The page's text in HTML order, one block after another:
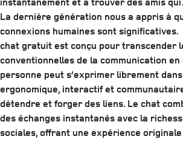
La dernière génération nous a appris à
connexions humaines sont significatives.
chat gratuit est conçu pour transcender
conventionnelles de la communication en
personne peut s’exprimer librement
ergonomique, interactif et
détendre et forger des liens. Le chat
des échanges instantanés avec la
sociales, offrant une expérience